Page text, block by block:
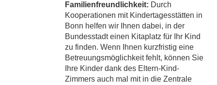
Familienfreundlichkeit: Durch
Kooperationen mit Kindertagesstätten in
Bonn helfen wir Ihnen dabei, in der
Bundesstadt einen Kitaplatz für Ihr Kind
zu finden. Wenn Ihnen kurzfristig eine
Betreuungsmöglichkeit fehlt, können Sie
Ihre Kinder dank des Eltern-Kind-
Zimmers auch mal mit in die Zentrale